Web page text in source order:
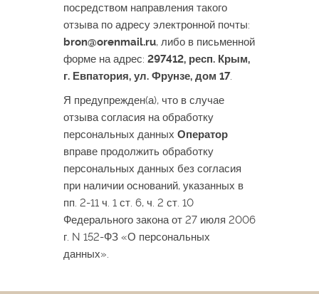
посредством направления такого
отзыва по адресу электронной почты:
bron@orenmail.ru, либо в письменной
форме на адрес: 297412, респ. Крым,
г. Евпатория, ул. Фрунзе, дом 17.
Я предупрежден(а), что в случае
отзыва согласия на обработку
персональных данных Оператор
вправе продолжить обработку
персональных данных без согласия
при наличии оснований, указанных в
пп. 2-11 ч. 1 ст. 6, ч. 2 ст. 10
Федерального закона от 27 июля 2006
г. N 152-ФЗ «О персональных
данных».